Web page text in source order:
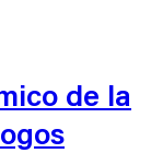
de la